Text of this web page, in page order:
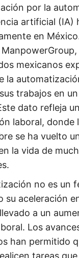
por la
artificial (IA)
en
mexicanos
la
trabajos en
dato refleja
laboral, donde
se ha vuelto
la vida de
no es un
su aceleración
a un
Los
han permitido
tareas